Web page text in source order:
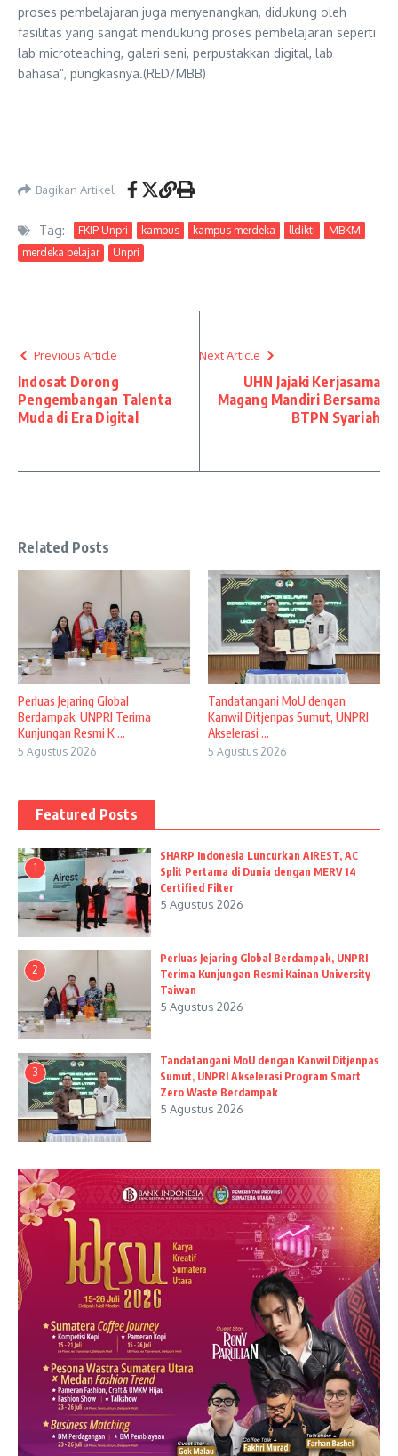
proses pembelajaran juga menyenangkan, didukung oleh
fasilitas yang sangat mendukung proses pembelajaran seperti
lab microteaching, galeri seni, perpustakkan digital, lab
bahasa”, pungkasnya.(RED/MBB)
Bagikan Artikel
Tag: FKIP Unpri kampus kampus merdeka lldikti
MBKM
merdeka belajar
Unpri
Previous Article
Indosat Dorong
Pengembangan Talenta
Muda di Era Digital
Next Article
UHN Jajaki Kerjasama
Magang Mandiri Bersama
BTPN Syariah
Related Posts
Perluas Jejaring Global
Berdampak, UNPRI Terima
Kunjungan Resmi K ...
5 Agustus 2026
Tandatangani MoU dengan
Kanwil Ditjenpas Sumut, UNPRI
Akselerasi ...
5 Agustus 2026
Featured Posts
1
SHARP Indonesia Luncurkan AIREST, AC
Split Pertama di Dunia dengan MERV 14
Certified Filter
5 Agustus 2026
2
Perluas Jejaring Global Berdampak, UNPRI
Terima Kunjungan Resmi Kainan University
Taiwan
5 Agustus 2026
3
Tandatangani MoU dengan Kanwil Ditjenpas
Sumut, UNPRI Akselerasi Program Smart
Zero Waste Berdampak
5 Agustus 2026